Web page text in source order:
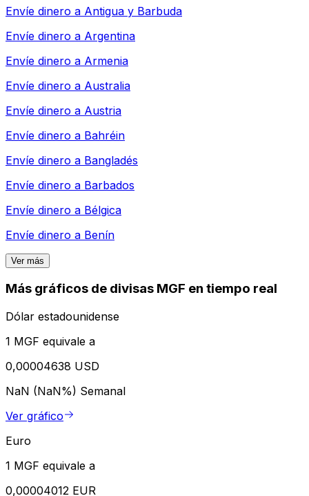
Envíe dinero a Antigua y Barbuda
Envíe dinero a Argentina
Envíe dinero a Armenia
Envíe dinero a Australia
Envíe dinero a Austria
Envíe dinero a Bahréin
Envíe dinero a Bangladés
Envíe dinero a Barbados
Envíe dinero a Bélgica
Envíe dinero a Benín
Ver más
Más gráficos de divisas MGF en tiempo real
Dólar estadounidense
1 MGF equivale a
0,00004638 USD
NaN (NaN%) Semanal
Ver gráfico
Euro
1 MGF equivale a
0,00004012 EUR